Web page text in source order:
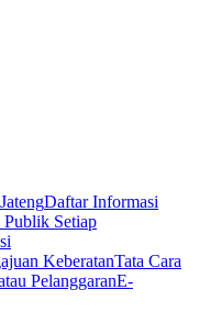
Daftar Informasi
Setiap
KeberatanTata Cara
PelanggaranE-